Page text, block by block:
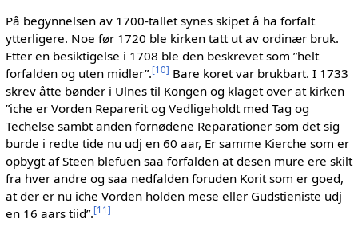
På begynnelsen av 1700-tallet synes skipet å ha forfalt
ytterligere. Noe før 1720 ble kirken tatt ut av ordinær bruk.
Etter en besiktigelse i 1708 ble den beskrevet som ”helt
forfalden og uten midler”.[10] Bare koret var brukbart. I 1733
skrev åtte bønder i Ulnes til Kongen og klaget over at kirken
”iche er Vorden Reparerit og Vedligeholdt med Tag og
Techelse sambt anden fornødene Reparationer som det sig
burde i redte tide nu udj en 60 aar, Er samme Kierche som er
opbygt af Steen blefuen saa forfalden at desen mure ere skilt
fra hver andre og saa nedfalden foruden Korit som er goed,
at der er nu iche Vorden holden mese eller Gudstieniste udj
en 16 aars tiid”.[11 ]